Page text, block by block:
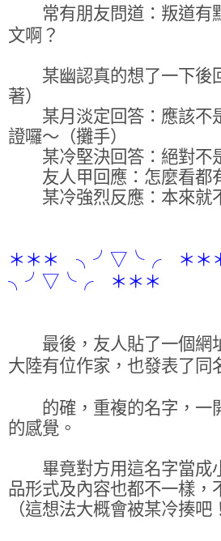
常有朋友問道：叛道有
文啊？
某幽認真的想了一下後
著）
某月淡定回答：應該不
證囉～（攤手）
某冷堅決回答：絕對不
友人甲回應：怎麼看都
某冷強烈反應：本來就
＊＊＊ ╮╯▽╰╭＊＊
╮╯▽╰╭＊＊＊
最後，友人貼了一個網
大陸有位作家，也發表了同
的確，重複的名字，一
的感覺。
畢竟對方用這名字當成
品形式及內容也都不一樣
（這想法大概會被某冷揍吧